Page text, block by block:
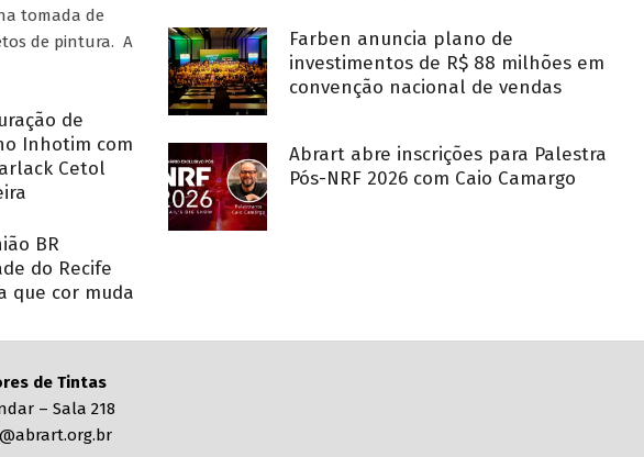
tomada de
de pintura. A
de
Inhotim com
Cetol
BR
do Recife
que cor muda
Farben anuncia plano de
investimentos de R$ 88 milhões em
convenção nacional de vendas
Abrart abre inscrições para Palestra
Pós-NRF 2026 com Caio Camargo
de Tintas
– Sala 218